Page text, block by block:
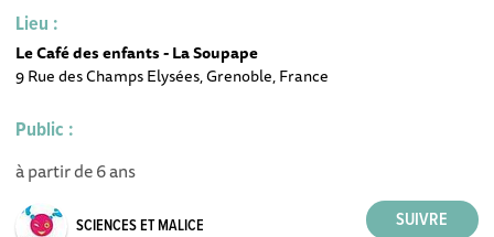
Lieu :
Le Café des enfants - La Soupape
9 Rue des Champs Elysées, Grenoble, France
Public :
à partir de 6 ans
SCIENCES ET MALICE